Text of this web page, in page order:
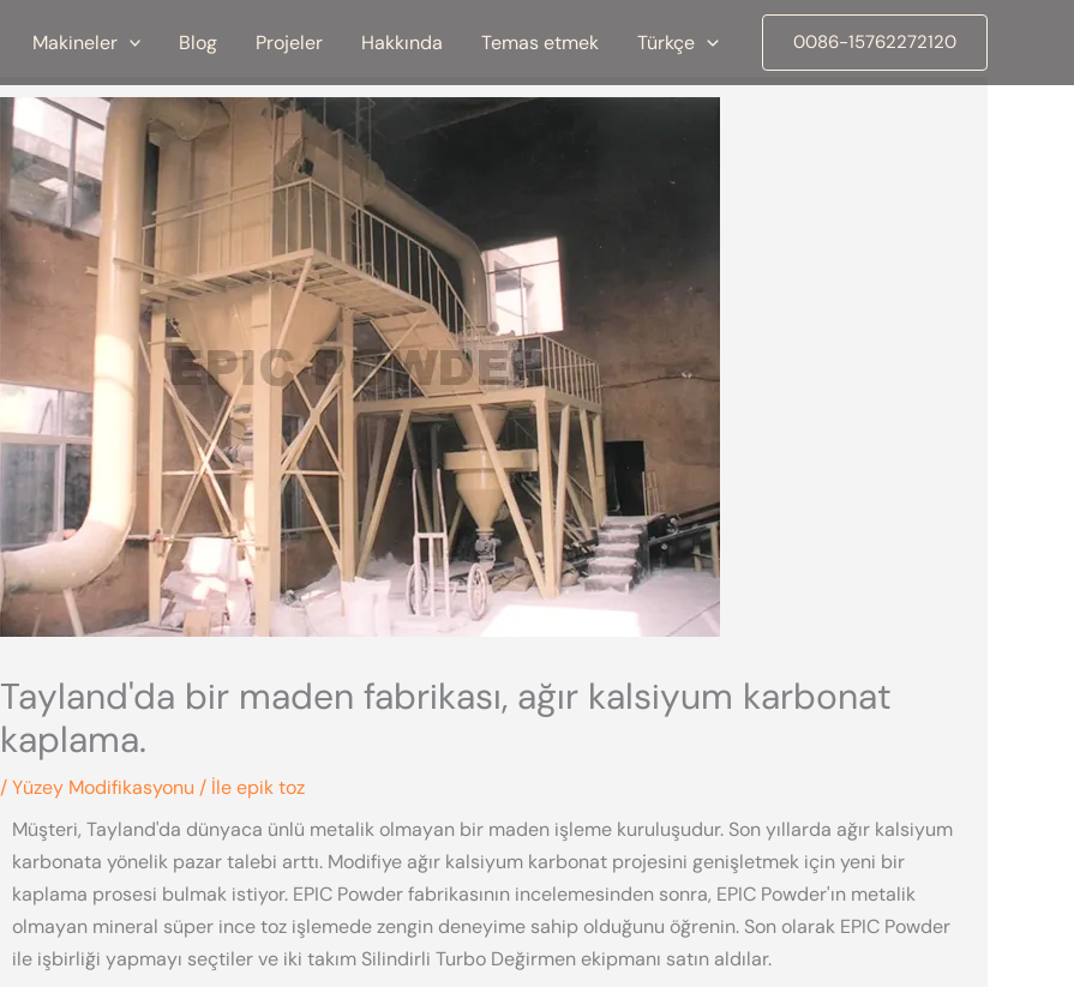
Makineler Blog Projeler Hakkında Temas etmek Türkçe 0086-15762272120
Tayland'da bir maden fabrikası, ağır kalsiyum karbonat
kaplama.
/Yüzey Modifikasyonu / İleepik toz
Müşteri, Tayland'da dünyaca ünlü metalik olmayan bir maden işleme kuruluşudur. Son yıllarda ağır kalsiyum
karbonata yönelik pazar talebi arttı. Modifiye ağır kalsiyum karbonat projesini genişletmek için yeni bir
kaplama prosesi bulmak istiyor. EPIC Powder fabrikasının incelemesinden sonra, EPIC Powder'ın metalik
olmayan mineral süper ince toz işlemede zengin deneyime sahip olduğunu öğrenin. Son olarak EPIC Powder
ile işbirliği yapmayı seçtiler ve iki takım Silindirli Turbo Değirmen ekipmanı satın aldılar.